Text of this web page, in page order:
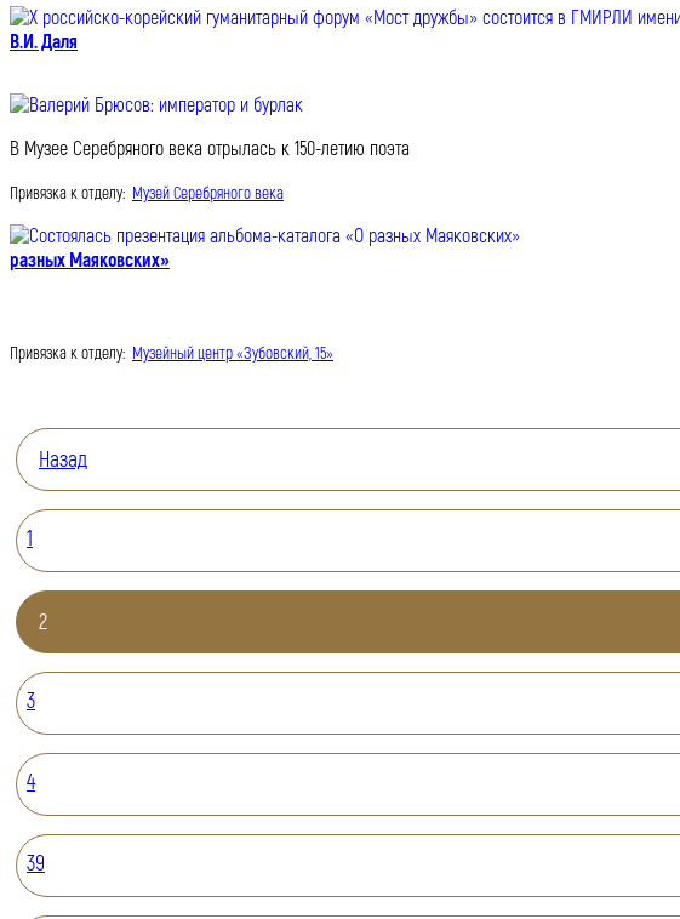
В.И. Даля
В Музее Серебряного века отрылась к 150-летию поэта
Привязка к отделу: Музей Серебряного века
разных Маяковских»
Привязка к отделу: Музейный центр «Зубовский, 15»
Назад
1
2
3
4
39